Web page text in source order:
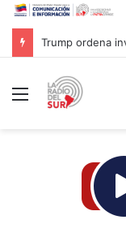
Menú